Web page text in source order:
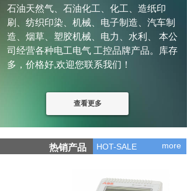
石油天然气、石油化工、化工、造纸印
刷、纺织印染、机械、电子制造、汽车制
造、烟草、塑胶机械、电力、水利、 本公
司经营各种电工电气 工控品牌产品。库存
多，价格好,欢迎您联系我们！
查看更多
more
热销产品 HOT-SALE